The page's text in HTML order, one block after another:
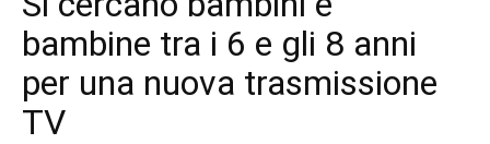
bambine tra i 6 e gli 8 anni
per una nuova trasmissione
TV